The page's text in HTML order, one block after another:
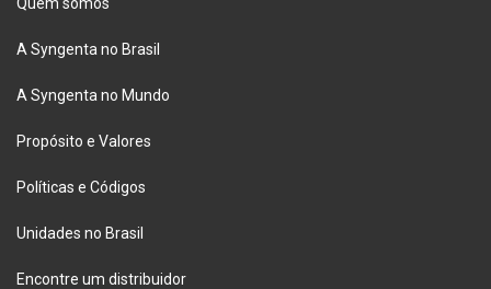
A Syngenta no Brasil
A Syngenta no Mundo
Propósito e Valores
Políticas e Códigos
Unidades no Brasil
Encontre um distribuidor